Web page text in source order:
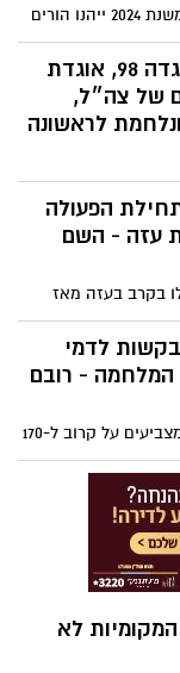
באוצר אישרו כזכור שמשנת 2024 ייהנו הורים
בגילאי 13-18 מהטבת מס שתעניק להם
תגדיל להם את
הצפוי, במשרד
ההטבה לפחות
הותר לפרסום: אוגדה 98, אוגדת
של צה״ל,
לראשונה
פועלים בלב העיר
של ארגון הטרור
בין מחבלי
צה"ל. צפו בתיעוד
הפעולה
עזה - השם
בקרב בעזה מאז
- ששמם הותר
הטרור הרצחנית
בעוטף עזה ותחילת המלחמה, נפלו 408 חללי
אלף בקשות לדמי
- רובם
נתוני הביטוח הלאומי מצביעים על קרוב ל-170
שהוגשו מאז
שהוצאו
שלא מרצון
לא